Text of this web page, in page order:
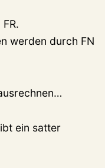
werden durch FN
ein satter